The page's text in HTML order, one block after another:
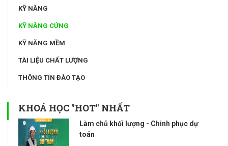
KỸ NĂNG
KỸ NĂNG CỨNG
KỸ NĂNG MỀM
TÀI LIỆU CHẤT LƯỢNG
THÔNG TIN ĐÀO TẠO
KHOÁ HỌC "HOT" NHẤT
Làm chủ khối lượng - Chinh phục dự
toán